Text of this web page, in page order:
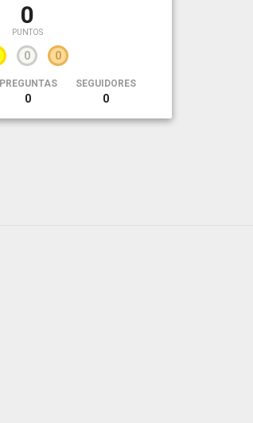
0
PUNTOS
0 0
PREGUNTAS
0
SEGUIDORES
0